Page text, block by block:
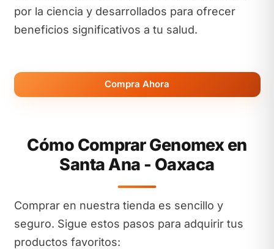
por la ciencia y desarrollados para ofrecer
beneficios significativos a tu salud.
Compra Ahora
Cómo Comprar Genomex en
Santa Ana - Oaxaca
Comprar en nuestra tienda es sencillo y
seguro. Sigue estos pasos para adquirir tus
productos favoritos: